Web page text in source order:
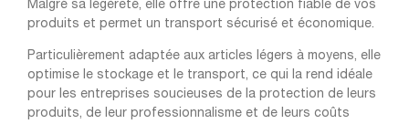
Malgré sa légèreté, elle offre une protection fiable de vos
produits et permet un transport sécurisé et économique.
Particulièrement adaptée aux articles légers à moyens, elle
optimise le stockage et le transport, ce qui la rend idéale
pour les entreprises soucieuses de la protection de leurs
produits, de leur professionnalisme et de leurs coûts